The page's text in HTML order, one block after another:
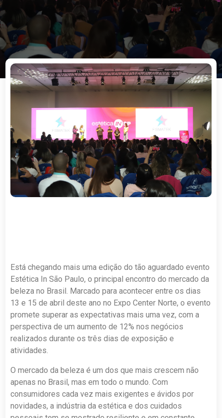
Está chegando mais uma edição do tão aguardado evento
Estética In São Paulo, o principal encontro do mercado da
beleza no Brasil. Marcado para acontecer entre os dias
13 e 15 de abril deste ano no Expo Center Norte, o evento
promete superar as expectativas mais uma vez, com a
perspectiva de um aumento de 12% nos negócios
realizados durante os três dias de exposição e
atividades.
O mercado da beleza é um dos que mais crescem não
apenas no Brasil, mas em todo o mundo. Com
consumidores cada vez mais exigentes e ávidos por
novidades, a indústria da estética e dos cuidados